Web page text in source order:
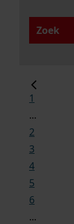
Zoek
1
...
2
3
4
5
6
...